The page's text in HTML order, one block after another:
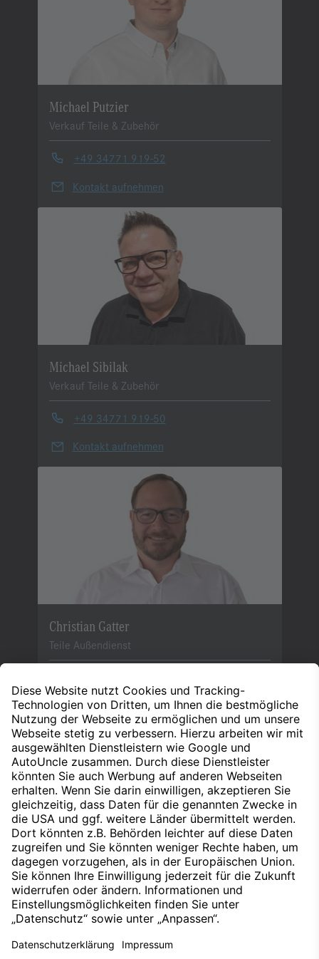
Michael Putzier
Verkauf Teile & Zubehör
+49 34771 919-52
Kontakt aufnehmen
Michael Sibilak
Verkauf Teile & Zubehör
+49 34771 919-50
Kontakt aufnehmen
Christian Gatter
Teile Außendienst
Kontakt aufnehmen
Nach oben